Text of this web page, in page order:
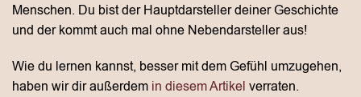
Menschen. Du bist der Hauptdarsteller deiner Geschichte
und der kommt auch mal ohne Nebendarsteller aus!
Wie du lernen kannst, besser mit dem Gefühl umzugehen,
haben wir dir außerdem in diesem Artikel verraten.